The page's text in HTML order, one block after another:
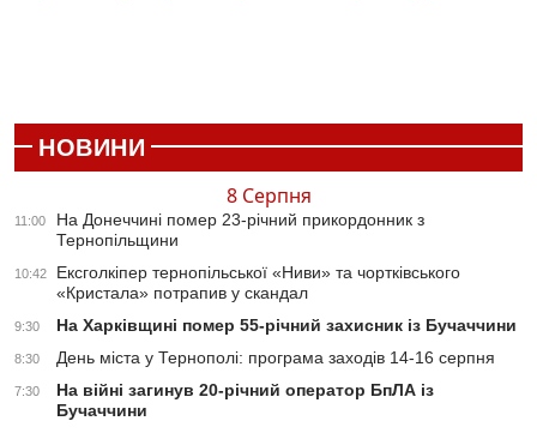
НОВИНИ
8 Серпня
11:00
На Донеччині помер 23-річний прикордонник з
Тернопільщини
10:42
Ексголкіпер тернопільської «Ниви» та чортківського
«Кристала» потрапив у скандал
9:30 На Харківщині помер 55-річний захисник із Бучаччини
8:30 День міста у Тернополі: програма заходів 14-16 серпня
7:30
На війні загинув 20-річний оператор БпЛА із
Бучаччини